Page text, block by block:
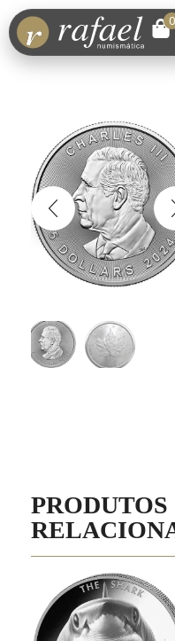
0
PRODUTOS